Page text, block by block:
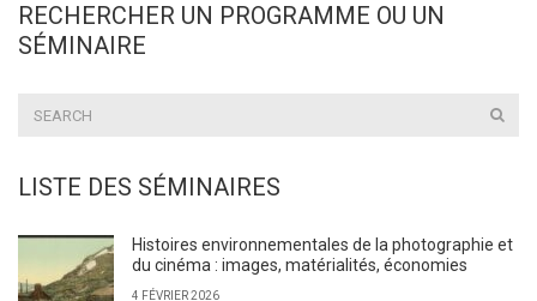
RECHERCHER UN PROGRAMME OU UN
SÉMINAIRE
LISTE DES SÉMINAIRES
Histoires environnementales de la photographie et
du cinéma : images, matérialités, économies
4 FÉVRIER 2026